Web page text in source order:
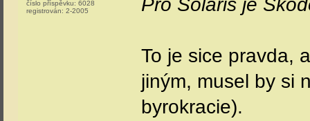
číslo příspěvku: 6028
registrován: 2-2005 Pro Solaris je
To je sice pravda,
jiným, musel by si
byrokracie).